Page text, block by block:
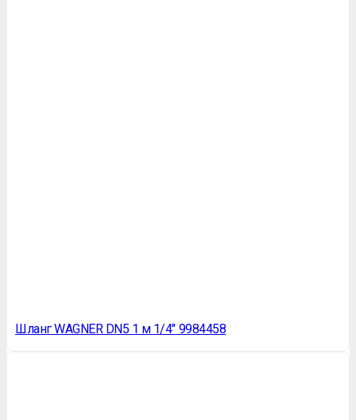
Шланг WAGNER DN5 1 м 1/4″ 9984458